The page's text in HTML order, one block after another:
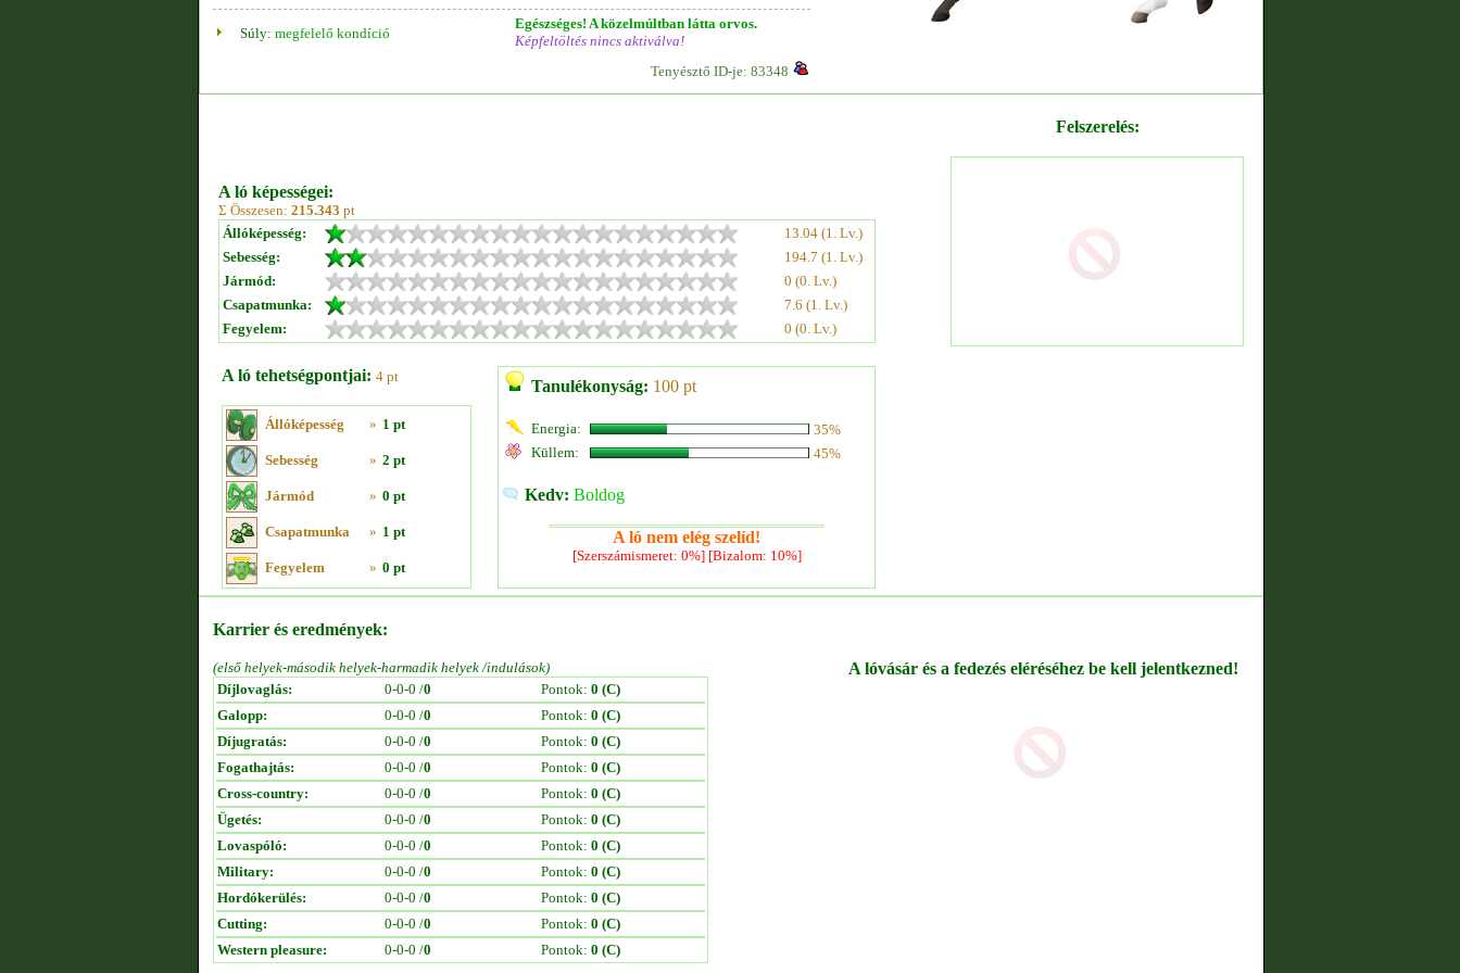
Súly: megfelelő kondíció
Egészséges! A közelmúltban látta orvos.
Képfeltöltés nincs aktiválva!
Tenyésztő ID-je: 83348
A ló képességei:
Σ Összesen: 215.343 pt
Állóképesség:
13.04 (1. Lv.)
Sebesség:
194.7 (1. Lv.)
Jármód:
0 (0. Lv.)
Csapatmunka:
7.6 (1. Lv.)
Fegyelem:
0 (0. Lv.)
A ló tehetségpontjai: 4 pt
Állóképesség » 1 pt
Sebesség » 2 pt
Jármód » 0 pt
Csapatmunka » 1 pt
Fegyelem » 0 pt
Tanulékonyság: 100 pt
Energia:
35%
Küllem:
45%
Kedv: Boldog
A ló nem elég szelíd!
[Szerszámismeret: 0%] [Bizalom: 10%]
Felszerelés:
Karrier és eredmények:
(első helyek-második helyek-harmadik helyek /indulások)
Díjlovaglás:
0-0-0 /0 Pontok: 0 (C)
Galopp:
0-0-0 /0 Pontok: 0 (C)
Díjugratás:
0-0-0 /0 Pontok: 0 (C)
Fogathajtás:
0-0-0 /0 Pontok: 0 (C)
Cross-country:
0-0-0 /0 Pontok: 0 (C)
Ügetés:
0-0-0 /0 Pontok: 0 (C)
Lovaspóló:
0-0-0 /0 Pontok: 0 (C)
Military:
0-0-0 /0 Pontok: 0 (C)
Hordókerülés:
0-0-0 /0 Pontok: 0 (C)
Cutting:
0-0-0 /0 Pontok: 0 (C)
Western pleasure:
0-0-0 /0 Pontok: 0 (C)
A lóvásár és a fedezés eléréséhez be kell jelentkezned!